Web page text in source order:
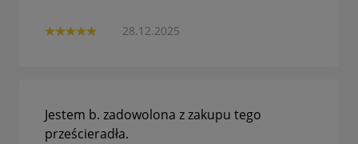
28.12.2025
Jestem b. zadowolona z zakupu tego
prześcieradła.